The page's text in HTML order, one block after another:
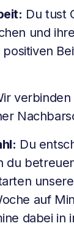
Du tust
und
verbinden
Du
du
auf
dabei in